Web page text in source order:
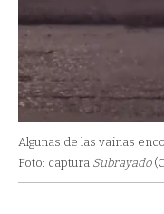
Algunas de las vainas
Foto: captura Subrayado